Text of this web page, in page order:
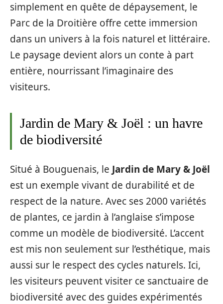
simplement en quête de dépaysement, le
Parc de la Droitière offre cette immersion
dans un univers à la fois naturel et littéraire.
Le paysage devient alors un conte à part
entière, nourrissant l’imaginaire des
visiteurs.
Jardin de Mary & Joël : un havre
de biodiversité
Situé à Bouguenais, le Jardin de Mary & Joël
est un exemple vivant de durabilité et de
respect de la nature. Avec ses 2000 variétés
de plantes, ce jardin à l’anglaise s’impose
comme un modèle de biodiversité. L’accent
est mis non seulement sur l’esthétique, mais
aussi sur le respect des cycles naturels. Ici,
les visiteurs peuvent visiter ce sanctuaire de
biodiversité avec des guides expérimentés